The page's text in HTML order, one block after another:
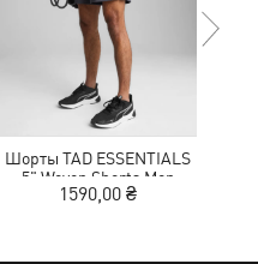
Шорты TAD ESSENTIALS
5" Woven Shorts Men
1590,00 ₴